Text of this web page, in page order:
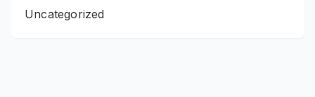
Uncategorized